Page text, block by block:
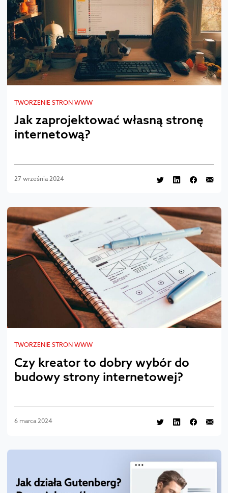
TWORZENIE STRON WWW
Jak zaprojektować własną stronę
internetową?
27 września 2024
TWORZENIE STRON WWW
Czy kreator to dobry wybór do
budowy strony internetowej?
6 marca 2024